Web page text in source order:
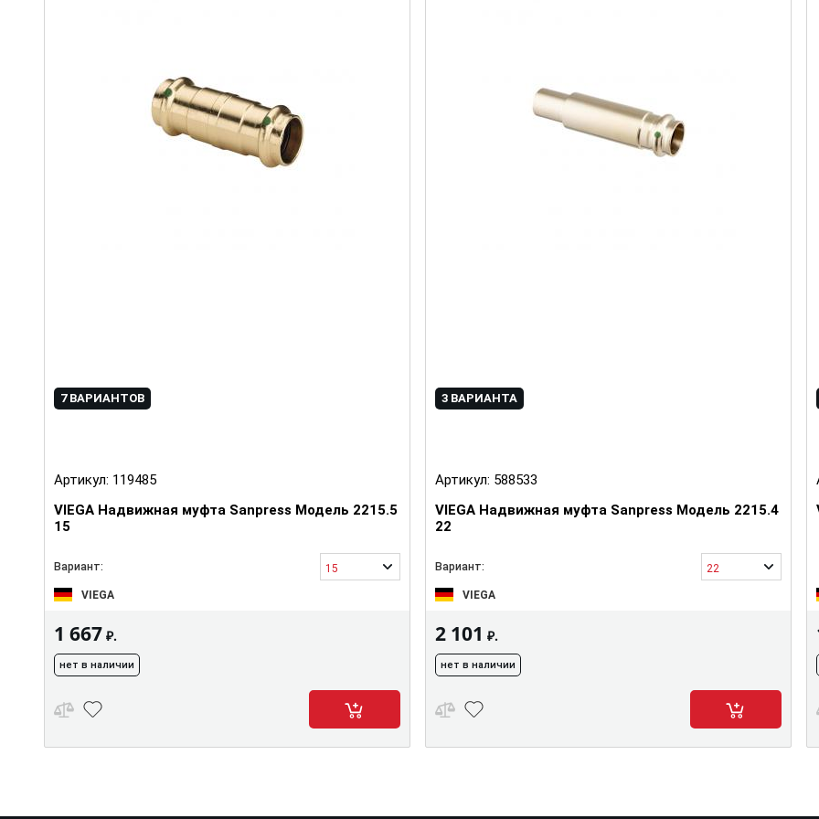
7 ВАРИАНТОВ
Артикул: 119485
VIEGA Надвижная муфта Sanpress Модель 2215.5
15
Вариант: 15
VIEGA
1 667 ₽.
нет в наличии
3 ВАРИАНТА
Артикул: 588533
VIEGA Надвижная муфта Sanpress Модель 2215.4
22
Вариант: 22
VIEGA
2 101 ₽.
нет в наличии